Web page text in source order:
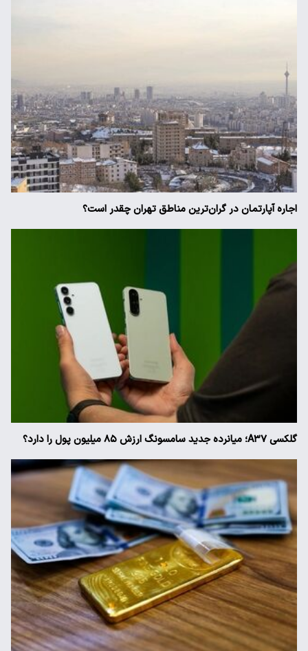
اجاره آپارتمان در گران‌ترین مناطق تهران چقدر است؟
گلکسی A۳۷؛ میانرده جدید سامسونگ ارزش ۸۵ میلیون پول را دارد؟